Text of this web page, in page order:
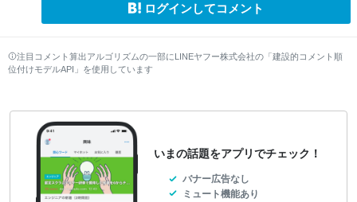
ログインしてコメント
注目コメント算出アルゴリズムの一部にLINEヤフー株式会社の「建設的コメント順
位付けモデルAPI」を使用しています
いまの話題をアプリでチェック！
バナー広告なし
ミュート機能あり